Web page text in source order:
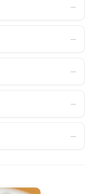
―
―
―
―
―